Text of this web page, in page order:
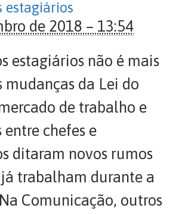
estagiários
de 2018 – 13:54
estagiários não é mais
mudanças da Lei do
de trabalho e
entre chefes e
ditaram novos rumos
trabalham durante a
Comunicação, outros